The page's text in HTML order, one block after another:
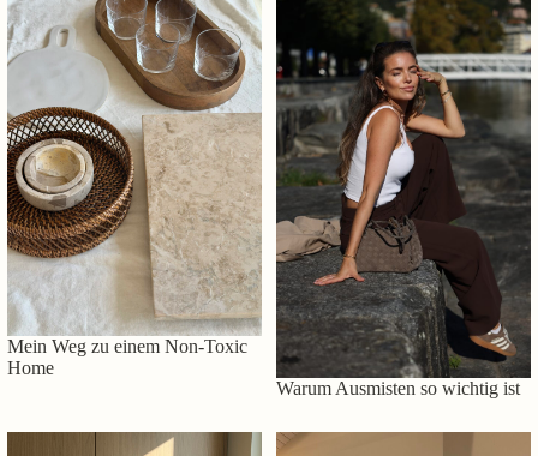
Mein Weg zu einem Non-Toxic
Home
Warum Ausmisten so wichtig ist